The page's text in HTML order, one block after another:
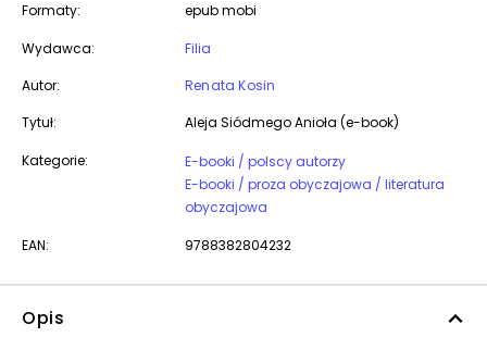
Formaty: epub mobi
Wydawca:
Filia
Autor:
Renata Kosin
Tytuł:
Aleja Siódmego Anioła (e-book)
Kategorie:
E-booki / polscy autorzy
E-booki / proza obyczajowa / literatura
obyczajowa
EAN: 9788382804232
Opis